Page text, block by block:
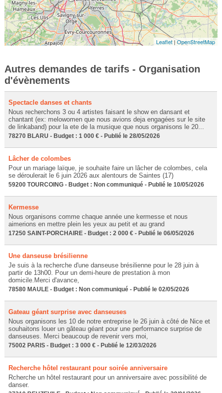
Leaflet|OpenStreetMap
Autres demandes de tarifs - Organisation
d'évènements
Spectacle danses et chants
Nous recherchons 3 ou 4 artistes faisant le show en dansant et
chantant (ex: melowomen que nous avions deja engagées sur le site
de linkaband) pour la ete de la musique que nous organisons le 20...
78270 BLARU - Budget : 1 000 € - Publié le 28/05/2026
Lâcher de colombes
Pour un mariage laïque, je souhaite faire un lâcher de colombes, cela
se déroulerait le 6 juin 2026 aux alentours de Saintes (17)
59200 TOURCOING - Budget : Non communiqué - Publié le 10/05/2026
Kermesse
Nous organisons comme chaque année une kermesse et nous
aimerions en mettre plein les yeux au petit et au grand
17250 SAINT-PORCHAIRE - Budget : 2 000 € - Publié le 06/05/2026
Une danseuse brésilienne
Je suis à la recherche d'une danseuse brésilienne pour le 28 juin à
partir de 13h00. Pour un demi-heure de prestation à mon
domicile.Merci d'avance,
78580 MAULE - Budget : Non communiqué - Publié le 02/05/2026
Gateau géant surprise avec danseuses
Nous organisons les 10 de notre entreprise le 26 juin à côté de Nice et
souhaitons louer un gâteau géant pour une performance surprise de
danseuses. Merci beaucoup de revenir vers moi,
75002 PARIS - Budget : 3 000 € - Publié le 12/03/2026
Recherche hôtel restaurant pour soirée anniversaire
Rcherche un hôtel restaurant pour un anniversaire avec possibilité de
danser.